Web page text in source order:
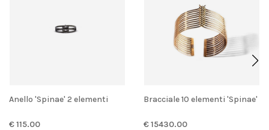
Anello 'Spinae' 2 elementi
€ 115.00
Bracciale 10 elementi 'Spinae'
€ 15430.00